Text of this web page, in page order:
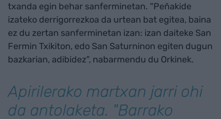
txanda egin behar sanferminetan. "Peñakide
izateko derrigorrezkoa da urtean bat egitea, baina
ez du zertan sanferminetan izan: izan daiteke San
Fermin Txikiton, edo San Saturninon egiten dugun
bazkarian, adibidez", nabarmendu du Orkinek.
Apirilerako martxan jarri ohi
da antolaketa. "Barrako